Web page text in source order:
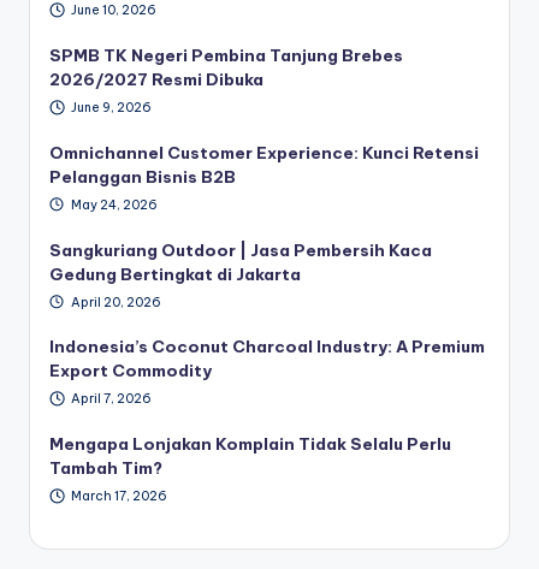
June 10, 2026
SPMB TK Negeri Pembina Tanjung Brebes
2026/2027 Resmi Dibuka
June 9, 2026
Omnichannel Customer Experience: Kunci Retensi
Pelanggan Bisnis B2B
May 24, 2026
Sangkuriang Outdoor | Jasa Pembersih Kaca
Gedung Bertingkat di Jakarta
April 20, 2026
Indonesia’s Coconut Charcoal Industry: A Premium
Export Commodity
April 7, 2026
Mengapa Lonjakan Komplain Tidak Selalu Perlu
Tambah Tim?
March 17, 2026